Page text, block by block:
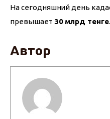
На сегодняшний день
превышает 30 млрд тенге.
Автор